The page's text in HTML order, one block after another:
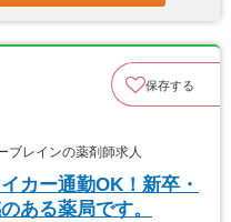
保存する
レインの薬剤師求人
カー通勤OK！新卒・
ある薬局です。